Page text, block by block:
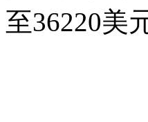
至36220美